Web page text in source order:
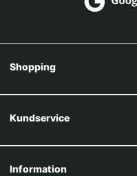
Shopping
Kundservice
Information